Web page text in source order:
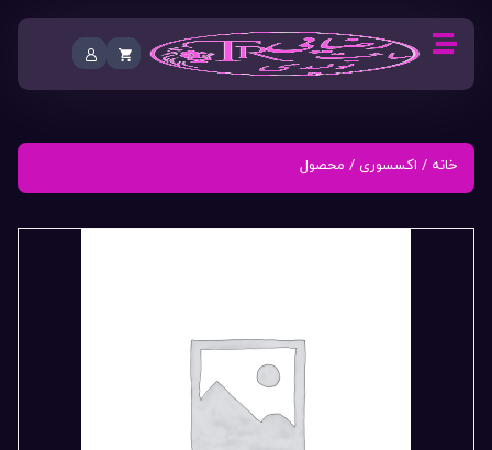
خانه / اکسسوری / محصول